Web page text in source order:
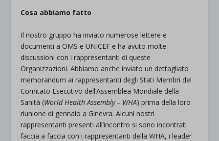
Cosa abbiamo fatto
Il nostro gruppo ha inviato numerose lettere e
documenti a OMS e UNICEF e ha avuto molte
discussioni con i rappresentanti di queste
Organizzazioni. Abbiamo anche inviato un dettagliato
memorandum ai rappresentanti degli Stati Membri del
Comitato Esecutivo dell’Assemblea Mondiale della
Sanità (World Health Assembly – WHA) prima della loro
riunione di gennaio a Ginevra. Alcuni nostri
rappresentanti presenti all’incontro si sono incontrati
faccia a faccia con i rappresentanti della WHA, i leader